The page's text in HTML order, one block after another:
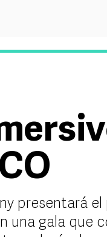
presentará el
una gala que